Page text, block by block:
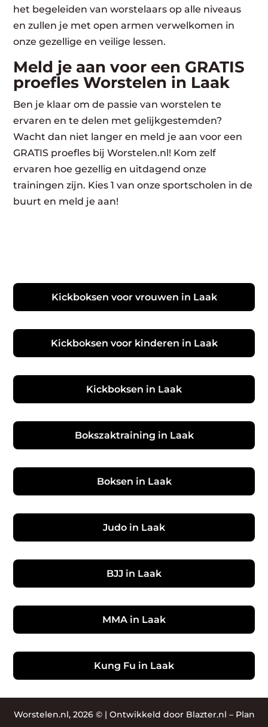
het begeleiden van worstelaars op alle niveaus
en zullen je met open armen verwelkomen in
onze gezellige en veilige lessen.
Meld je aan voor een GRATIS
proefles Worstelen in Laak
Ben je klaar om de passie van worstelen te
ervaren en te delen met gelijkgestemden?
Wacht dan niet langer en meld je aan voor een
GRATIS proefles bij Worstelen.nl! Kom zelf
ervaren hoe gezellig en uitdagend onze
trainingen zijn. Kies 1 van onze sportscholen in de
buurt en meld je aan!
Kickboksen voor vrouwen in Laak
Kickboksen voor kinderen in Laak
Kickboksen in Laak
Bokszaktraining in Laak
Boksen in Laak
Judo in Laak
BJJ in Laak
MMA in Laak
Kung Fu in Laak
Worstelen.nl, 2026 © | Ontwikkeld door Blazter.nl – Plan